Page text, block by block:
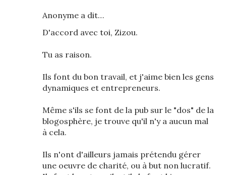
Anonyme a dit…
D'accord avec toi, Zizou.
Tu as raison.
Ils font du bon travail, et j'aime bien les gens
dynamiques et entrepreneurs.
Même s'ils se font de la pub sur le "dos" de la
blogosphère, je trouve qu'il n'y a aucun mal
à cela.
Ils n'ont d'ailleurs jamais prétendu gérer
une oeuvre de charité, ou à but non lucratif.